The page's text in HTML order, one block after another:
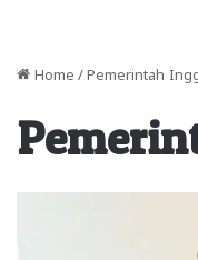
Home / Pemerintah